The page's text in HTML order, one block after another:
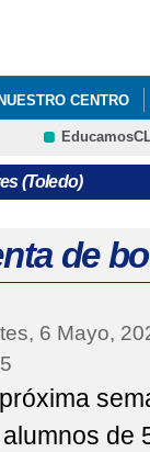
CENTRO
BILINGÜISMO
CRFP
(Toledo)
de
6 Mayo,
alumnos de